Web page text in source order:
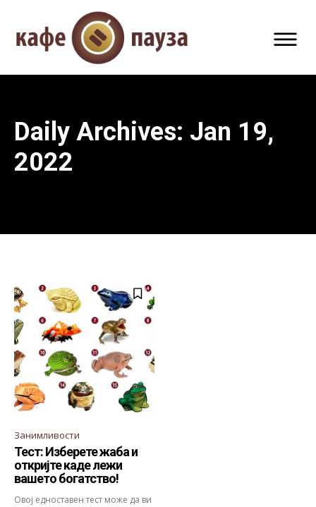
Daily Archives: Jan 19,
2022
Занимливости
Тест: Изберете жаба и
откријте каде лежи
вашето богатство!
Овој едноставен тест може да ви